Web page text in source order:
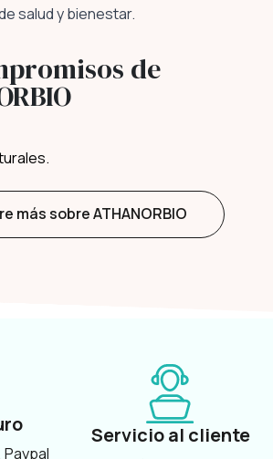
salud y bienestar.
de
más sobre ATHANORBIO
Servicio al cliente